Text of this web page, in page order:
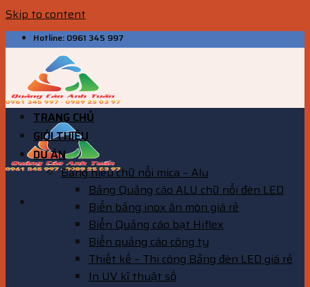
Skip to content
Hotline: 0961 345 997
TRANG CHỦ
GIỚI THIỆU
DỰ ÁN
Bảng hiệu chữ nổi mica – Alu
Bảng Quảng cáo ALU chữ nổi đèn LED
Biển bảng inox ăn mòn giá rẻ
Biển Quảng cáo bạt Hiflex
Biển quảng cáo công ty
Thiết kế – Thi công Bảng đèn LED giá rẻ
In UV kĩ thuật số